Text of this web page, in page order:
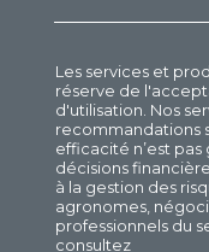
Les services et
réserve de
d'utilisation. Nos
recommandations
efficacité n’est
décisions
à la gestion des
agronomes,
professionnels du
consultez